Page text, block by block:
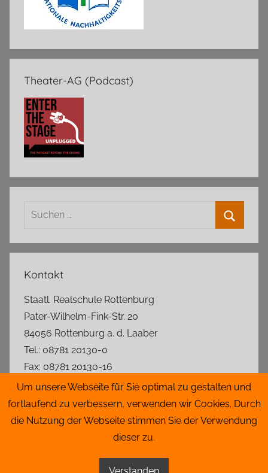
Theater-AG (Podcast)
Suchen
Kontakt
Staatl. Realschule Rottenburg
Pater-Wilhelm-Fink-Str. 20
84056 Rottenburg a. d. Laaber
Tel.: 08781 20130-0
Fax: 08781 20130-16
rs.rottenburg@t-online.de
Lageplan
Um unsere Webseite für Sie optimal zu gestalten und
fortlaufend zu verbessern, verwenden wir Cookies. Durch
die Nutzung der Webseite stimmen Sie der Verwendung
dieser zu.